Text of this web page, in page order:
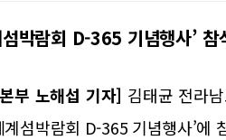
박람회 D-365 기념행사’ 참
부 노해섭 기자] 김태균 전라
섬박람회 D-365 기념행사’에